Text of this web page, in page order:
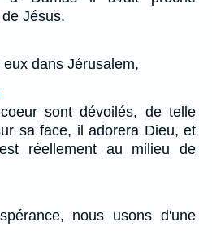
Jésus.
dans Jérusalem,
sont dévoilés, de telle
sa face, il adorera Dieu, et
réellement au milieu de
nous usons d'une